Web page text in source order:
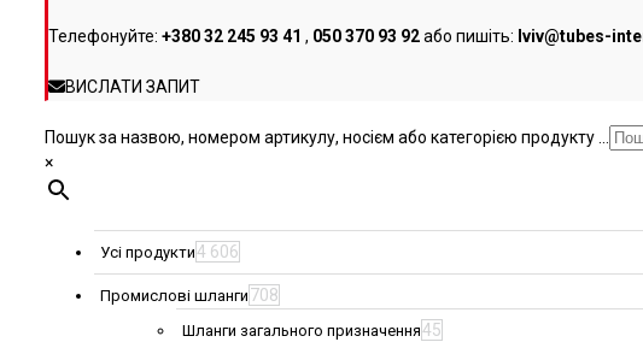
Телефонуйте: +380 32 245 93 41 , 050 370 93 92або пишіть: lviv@tubes-
ВИСЛАТИ ЗАПИТ
Пошук за назвою, номером артикулу, носієм або категорією продукту ...
×
Усі продукти4 606
Промислові шланги 708
Шланги загального призначення45